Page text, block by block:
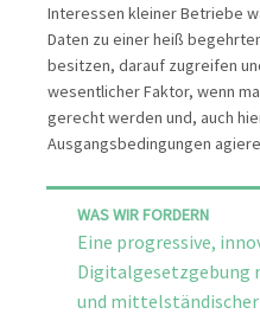
Interessen kleiner Betriebe
Daten zu einer heiß
besitzen, darauf zugreifen
wesentlicher Faktor, wenn
gerecht werden und, auch
Ausgangsbedingungen
WAS WIR FORDERN
Eine progressive,
Digitalgesetzgebung
und